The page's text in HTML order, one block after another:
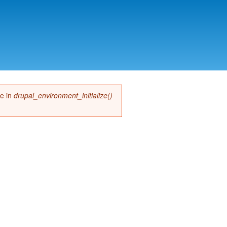
in drupal_environment_initialize()